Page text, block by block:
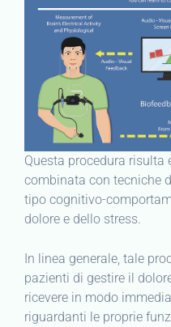
Questa procedura risulta
combinata con tecniche
tipo cognitivo-
dolore e dello stress.
In linea generale, tale
pazienti di gestire il
ricevere in modo
riguardanti le proprie